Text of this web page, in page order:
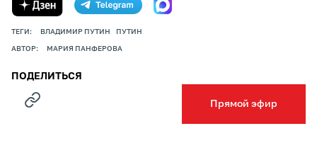
Прямой эфир
ТЕГИ: ВЛАДИМИР ПУТИН ПУТИН
АВТОР: МАРИЯ ПАНФЕРОВА
ПОДЕЛИТЬСЯ